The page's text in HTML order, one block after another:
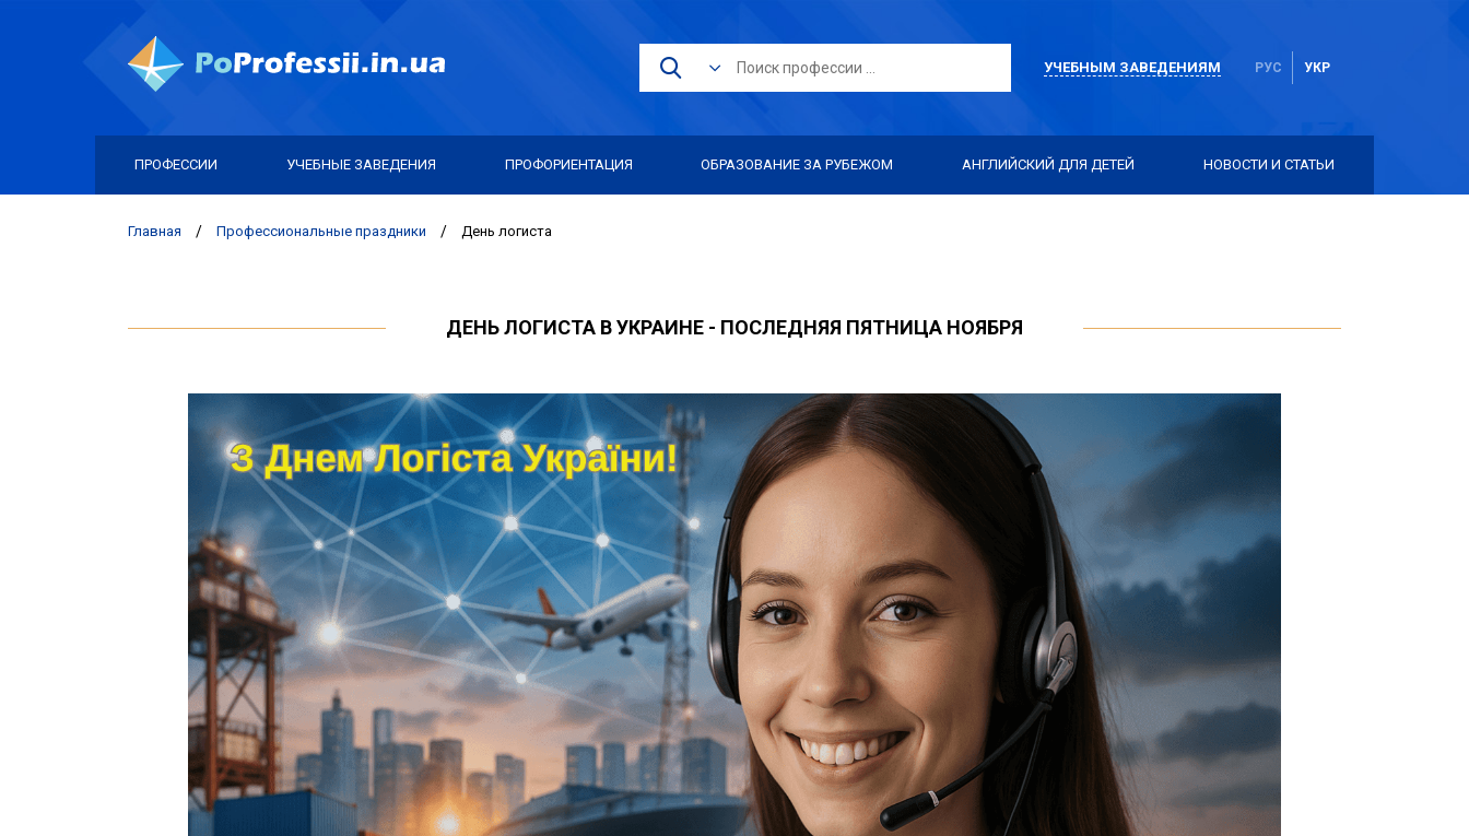
УЧЕБНЫМ ЗАВЕДЕНИЯМ РУС УКР
ПРОФЕССИИ УЧЕБНЫЕ ЗАВЕДЕНИЯ ПРОФОРИЕНТАЦИЯ ОБРАЗОВАНИЕ ЗА РУБЕЖОМ АНГЛИЙСКИЙ ДЛЯ ДЕТЕЙ НОВОСТИ И СТАТЬИ
Главная / Профессиональные праздники / День логиста
ДЕНЬ ЛОГИСТА В УКРАИНЕ - ПОСЛЕДНЯЯ ПЯТНИЦА НОЯБРЯ